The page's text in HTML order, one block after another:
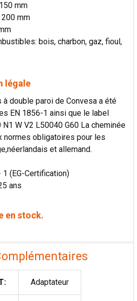
mm
200 mm
bois, charbon, gaz, fioul,
légale
à double paroi de Convesa a été
EN 1856-1 ainsi que le label
W V2 L50040 G60 La cheminée
normes obligatoires pour les
et allemand.
(EG-Certification)
ans
en stock.
Adaptateur